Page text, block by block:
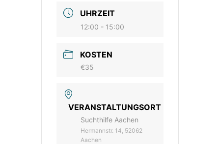
UHRZEIT
12:00 - 15:00
KOSTEN
€35
VERANSTALTUNGSORT
Suchthilfe Aachen
Hermannstr. 14, 52062
Aachen